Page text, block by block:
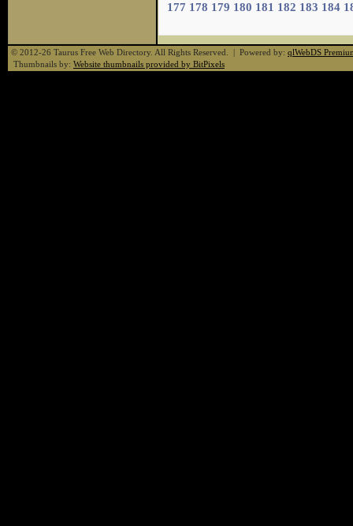
177 178 179 180 181 182 183 184
© 2012-26 Taurus Free Web Directory. All Rights Reserved. | Powered by: qlWebDS
Thumbnails by: Website thumbnails provided by BitPixels